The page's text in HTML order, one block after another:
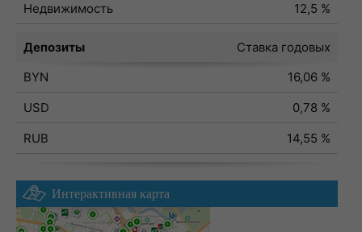
Недвижимость
12,5 %
Депозиты
Ставка годовых
BYN
16,06 %
USD
0,78 %
RUB
14,55 %
Интерактивная карта